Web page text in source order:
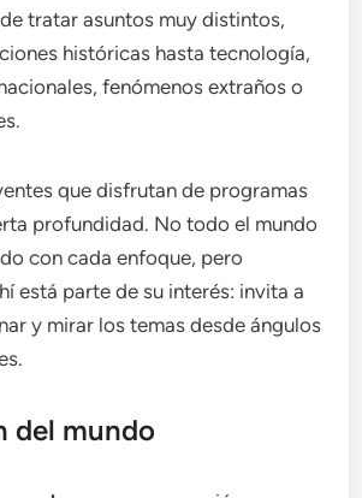
tratar asuntos muy distintos,
históricas hasta tecnología,
fenómenos extraños o
que disfrutan de programas
profundidad. No todo el mundo
con cada enfoque, pero
está parte de su interés: invita a
y mirar los temas desde ángulos
del mundo